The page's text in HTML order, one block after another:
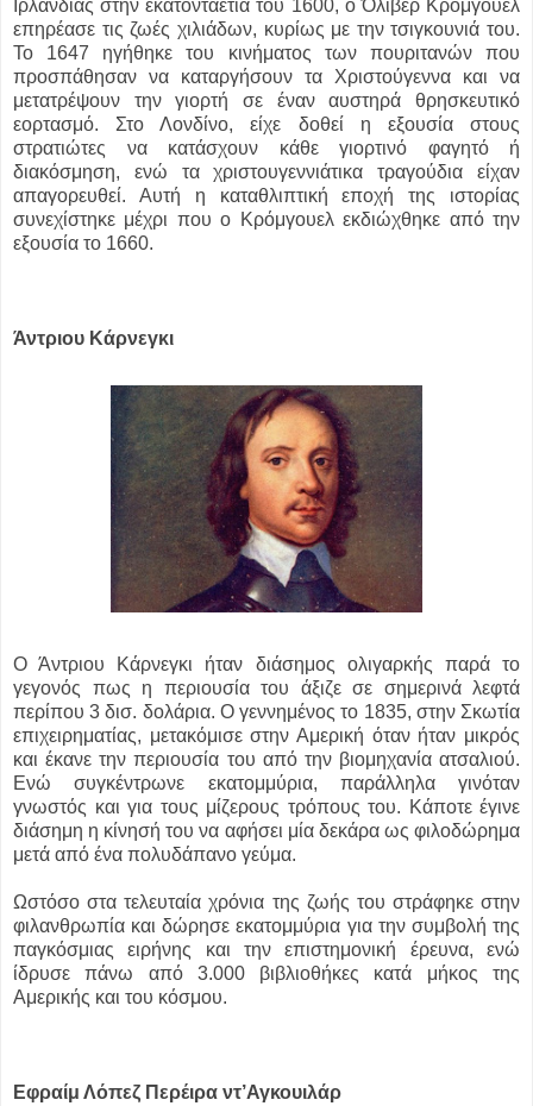
Ιρλανδίας στην εκατονταετία του 1600, ο Όλιβερ Κρόμγουελ
επηρέασε τις ζωές χιλιάδων, κυρίως με την τσιγκουνιά του.
Το 1647 ηγήθηκε του κινήματος των πουριτανών που
προσπάθησαν να καταργήσουν τα Χριστούγεννα και να
μετατρέψουν την γιορτή σε έναν αυστηρά θρησκευτικό
εορτασμό. Στο Λονδίνο, είχε δοθεί η εξουσία στους
στρατιώτες να κατάσχουν κάθε γιορτινό φαγητό ή
διακόσμηση, ενώ τα χριστουγεννιάτικα τραγούδια είχαν
απαγορευθεί. Αυτή η καταθλιπτική εποχή της ιστορίας
συνεχίστηκε μέχρι που ο Κρόμγουελ εκδιώχθηκε από την
εξουσία το 1660.
Άντριου Κάρνεγκι
Ο Άντριου Κάρνεγκι ήταν διάσημος ολιγαρκής παρά το
γεγονός πως η περιουσία του άξιζε σε σημερινά λεφτά
περίπου 3 δισ. δολάρια. Ο γεννημένος το 1835, στην Σκωτία
επιχειρηματίας, μετακόμισε στην Αμερική όταν ήταν μικρός
και έκανε την περιουσία του από την βιομηχανία ατσαλιού.
Ενώ συγκέντρωνε εκατομμύρια, παράλληλα γινόταν
γνωστός και για τους μίζερους τρόπους του. Κάποτε έγινε
διάσημη η κίνησή του να αφήσει μία δεκάρα ως φιλοδώρημα
μετά από ένα πολυδάπανο γεύμα.
Ωστόσο στα τελευταία χρόνια της ζωής του στράφηκε στην
φιλανθρωπία και δώρησε εκατομμύρια για την συμβολή της
παγκόσμιας ειρήνης και την επιστημονική έρευνα, ενώ
ίδρυσε πάνω από 3.000 βιβλιοθήκες κατά μήκος της
Αμερικής και του κόσμου.
Εφραίμ Λόπεζ Περέιρα ντ’Αγκουιλάρ